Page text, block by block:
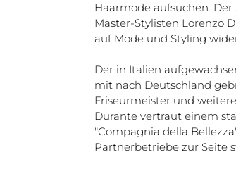
Haarmode aufsuchen.
Master-Stylisten Lorenzo
auf Mode und Styling
Der in Italien
mit nach Deutschland
Friseurmeister und
Durante vertraut einem
"Compagnia della
Partnerbetriebe zur Seite